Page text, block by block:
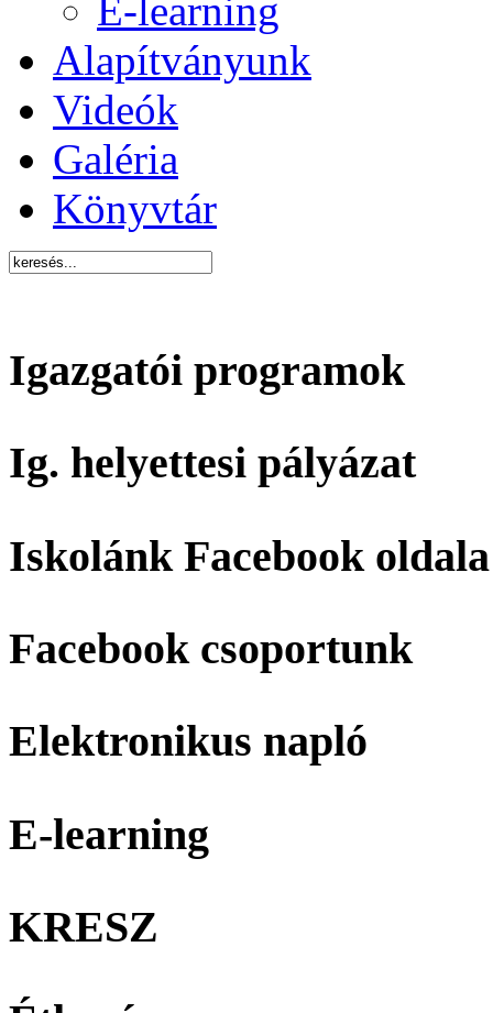
E-learning
Alapítványunk
Videók
Galéria
Könyvtár
Igazgatói programok
Ig. helyettesi pályázat
Iskolánk Facebook oldala
Facebook csoportunk
Elektronikus napló
E-learning
KRESZ